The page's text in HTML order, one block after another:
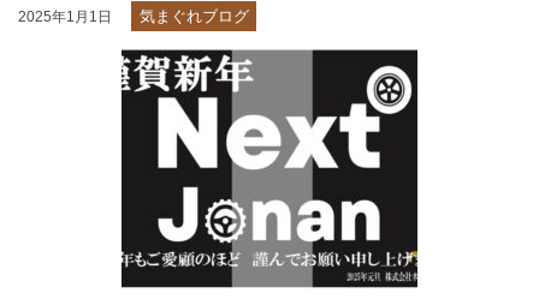
2025年1月1日 気まぐれブログ